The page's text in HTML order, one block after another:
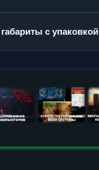
с упаковкой